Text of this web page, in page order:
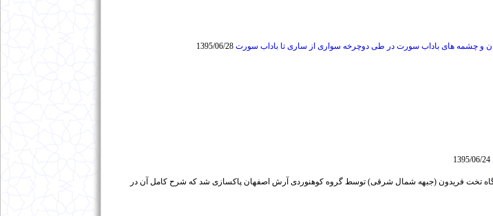
و چشمه های باداب سورت در طی دوچرخه سواری از ساری تا باداب سورت 1395/06/28
1395/06/24
21 شهریور 1395 پناهگاه تخت فریدون (جبهه شمال شرقی) توسط گروه کوهنوردی آرش اصفهان پاکسازی شد که شرح کامل آن در